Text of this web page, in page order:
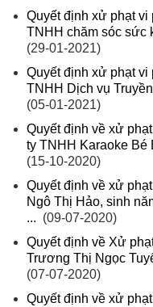
Quyết định xử phạt
TNHH chăm sóc sức
(29-01-2021)
Quyết định xử phạt
TNHH Dịch vụ
(05-01-2021)
Quyết định về xử
ty TNHH Karaoke Bé
(15-10-2020)
Quyết định về xử
Ngô Thị Hảo, sinh
... (09-07-2020)
Quyết định về Xử
Trương Thị Ngọc
(07-07-2020)
Quyết định về xử